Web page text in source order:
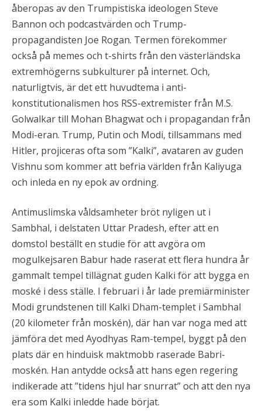
åberopas av den Trumpistiska ideologen Steve
Bannon och podcastvärden och Trump-
propagandisten Joe Rogan. Termen förekommer
också på memes och t-shirts från den västerländska
extremhögerns subkulturer på internet. Och,
naturligtvis, är det ett huvudtema i anti-
konstitutionalismen hos RSS-extremister från M.S.
Golwalkar till Mohan Bhagwat och i propagandan från
Modi-eran. Trump, Putin och Modi, tillsammans med
Hitler, projiceras ofta som ”Kalki”, avataren av guden
Vishnu som kommer att befria världen från Kaliyuga
och inleda en ny epok av ordning.
Antimuslimska våldsamheter bröt nyligen ut i
Sambhal, i delstaten Uttar Pradesh, efter att en
domstol beställt en studie för att avgöra om
mogulkejsaren Babur hade raserat ett flera hundra år
gammalt tempel tillägnat guden Kalki för att bygga en
moské i dess ställe. I februari i år lade premiärminister
Modi grundstenen till Kalki Dham-templet i Sambhal
(20 kilometer från moskén), där han var noga med att
jämföra det med Ayodhyas Ram-tempel, byggt på den
plats där en hinduisk maktmobb raserade Babri-
moskén. Han antydde också att hans egen regering
indikerade att ”tidens hjul har snurrat” och att den nya
era som Kalki inledde hade börjat.